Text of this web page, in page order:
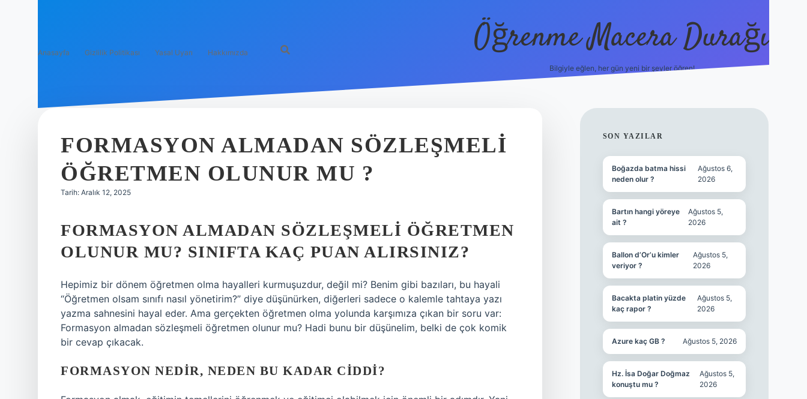
Anasayfa Gizlilik Politikası Yasal Uyarı Hakkımızda Öğrenme Macera Durağı
Bilgiyle eğlen, her gün yeni bir şeyler öğren!
FORMASYON ALMADAN SÖZLEŞMELI
ÖĞRETMEN OLUNUR MU ?
Tarih: Aralık 12, 2025
FORMASYON ALMADAN SÖZLEŞMELI ÖĞRETMEN
OLUNUR MU? SINIFTA KAÇ PUAN ALIRSINIZ?
Hepimiz bir dönem öğretmen olma hayalleri kurmuşuzdur, değil mi? Benim gibi bazıları, bu hayali
“Öğretmen olsam sınıfı nasıl yönetirim?” diye düşünürken, diğerleri sadece o kalemle tahtaya yazı
yazma sahnesini hayal eder. Ama gerçekten öğretmen olma yolunda karşımıza çıkan bir soru var:
Formasyon almadan sözleşmeli öğretmen olunur mu? Hadi bunu bir düşünelim, belki de çok komik
bir cevap çıkacak.
FORMASYON NEDIR, NEDEN BU KADAR CIDDI?
SIDEBAR
SON YAZILAR
Boğazda batma hissi
neden olur ?
Ağustos 6,
2026
Bartın hangi yöreye
ait ?
Ağustos 5,
2026
Ballon d’Or’u kimler
veriyor ?
Ağustos 5,
2026
Bacakta platin yüzde
kaç rapor ?
Ağustos 5,
2026
Azure kaç GB ? Ağustos 5, 2026
Hz. İsa Doğar Doğmaz
konuştu mu ?
Ağustos 5,
2026
vdcasinogir.net